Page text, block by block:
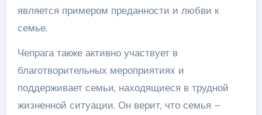
является примером преданности и любви к
семье.
Чепрага также активно участвует в
благотворительных мероприятиях и
поддерживает семьи, находящиеся в трудной
жизненной ситуации. Он верит, что семья –